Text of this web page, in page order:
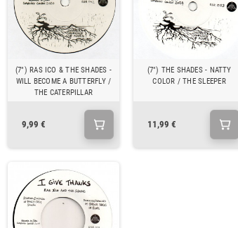
(7") RAS ICO & THE SHADES -
WILL BECOME A BUTTERFLY /
THE CATERPILLAR
9,99 €
(7") THE SHADES - NATTY
COLOR / THE SLEEPER
11,99 €